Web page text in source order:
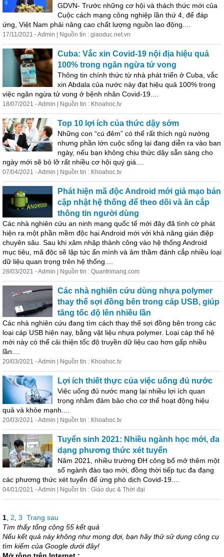
GDVN- Trước những cơ hội và thách thức mới của
Cuộc cách mạng công nghiệp lần thứ 4, để đáp
ứng, Việt Nam phải nâng cao chất lượng nguồn lao động....
17/11/2021 - Admin | Nguồn tin : giaoduc.net.vn
Cuba: Vắc xin Covid-19 nội địa hiệu quả
100% trong ngăn ngừa tử vong
Thông tin chính thức từ nhà phát triển ở Cuba, vắc
xin Abdala của nước này đạt hiệu quả 100% trong
việc ngăn ngừa tử vong ở bệnh nhân Covid-19....
18/07/2021 - Admin | Nguồn tin : Khoahoc.tv
Top 10 lợi ích của thức dậy sớm
Những con “cú đêm” có thể rất thích ngủ nướng
nhưng phần lớn cuộc sống lại đang diễn ra vào ban
ngày, nếu bạn không chịu thức dậy sẵn sàng cho
ngày mới sẽ bỏ lỡ rất nhiều cơ hội quý giá....
07/04/2021 - Admin | Nguồn tin : Khoahoc.tv
Phát hiện mã độc Android mới giả mạo bản
cập nhật hệ thống để theo dõi và ăn cắp
thông tin người dùng
Các nhà nghiên cứu an ninh mạng quốc tế mới đây đã tình cờ phát
hiện ra một phần mềm độc hại Android mới với khả năng gián điệp
chuyên sâu. Sau khi xâm nhập thành công vào hệ thống Android
mục tiêu, mã độc sẽ lập tức ẩn mình và âm thầm đánh cắp nhiều loại
dữ liệu quan trọng trên hệ thống....
28/03/2021 - Admin | Nguồn tin : Quantrimang.com
Các nhà nghiên cứu dùng nhựa polymer
thay thế sợi đồng bên trong cáp USB, giúp
tăng tốc độ lên nhiều lần
Các nhà nghiên cứu đang tìm cách thay thế sợi đồng bên trong các
loại cáp USB hiện nay, bằng vật liệu nhựa polymer. Loại cáp thế hệ
mới này có thể cải thiện tốc độ truyền dữ liệu cao hơn gấp nhiều
lần....
20/03/2021 - Admin | Nguồn tin : Khoahoc.tv
Lợi ích thiết thực của việc uống đủ nước
Việc uống đủ nước mang lại nhiều lợi ích quan
trọng nhằm đảm bảo cho cơ thể hoạt động hiệu
quả và khỏe mạnh....
20/03/2021 - Admin | Nguồn tin : Khoahoc.tv
Tuyển sinh 2021: Nhiều ngành học mới, đa
dạng phương thức xét tuyển
Năm 2021, nhiều trường ĐH công bố mở thêm một
số ngành đào tạo mới, đồng thời tiếp tục đa đạng
các phương thức xét tuyển để ứng phó dịch Covid-19....
04/01/2021 - Admin | Nguồn tin : Giáo dục & Thời đại
1 2 3 Trang sau
Tìm thấy tổng cộng 55 kết quả
Nếu kết quả này không như mong đợi, bạn hãy thử sử dụng công cụ
tìm kiếm của Google dưới đây!